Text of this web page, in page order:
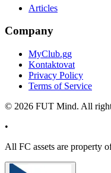
Articles
Company
MyClub.gg
Kontaktovat
Privacy Policy
Terms of Service
© 2026 FUT Mind. All
•
All FC assets are property